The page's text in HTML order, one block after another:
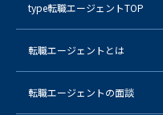
type転職エージェントTOP
転職エージェントとは
転職エージェントの面談